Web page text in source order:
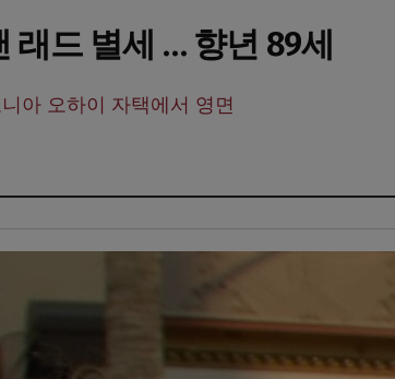
래드 별세 … 향년 89세
아 오하이 자택에서 영면